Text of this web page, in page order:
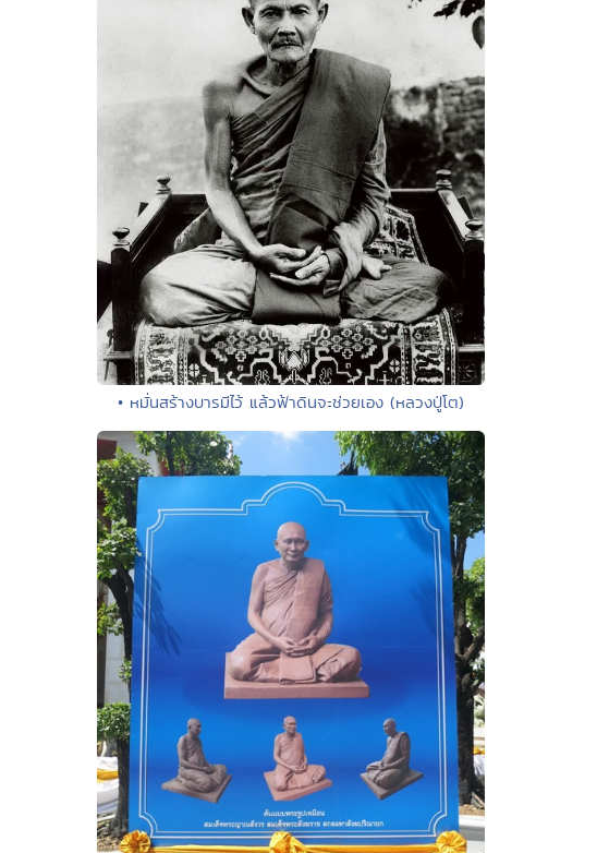
• หมั่นสร้างบารมีไว้ แล้วฟ้าดินจะช่วยเอง (หลวงปู่โต)